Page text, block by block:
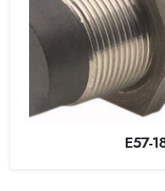
E57-